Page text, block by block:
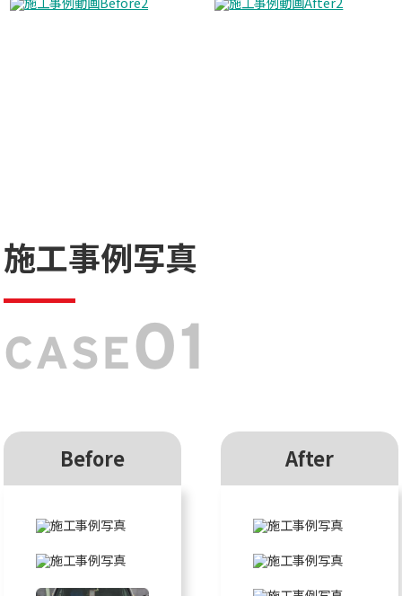
施工事例写真
CASE01
Before After